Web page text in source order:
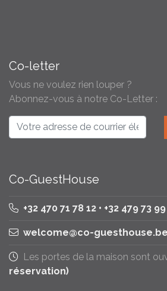
Co-letter
Vous ne voulez rien louper ?
Abonnez-vous à notre Co-Letter :
Co-GuestHouse
+32 470 71 78 12 • +32 479 73
welcome@co-guesthouse.be
Les portes de la maison sont
réservation)